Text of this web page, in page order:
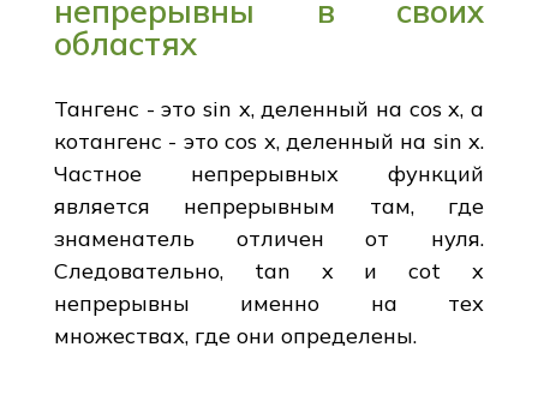
непрерывны в своих
областях
Тангенс - это sin x, деленный на cos x, а
котангенс - это cos x, деленный на sin x.
Частное непрерывных функций
является непрерывным там, где
знаменатель отличен от нуля.
Следовательно, tan x и cot x
непрерывны именно на тех
множествах, где они определены.